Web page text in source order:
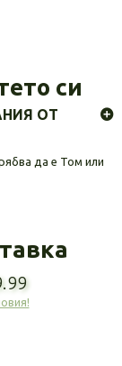
си
ОТ
да е Том или